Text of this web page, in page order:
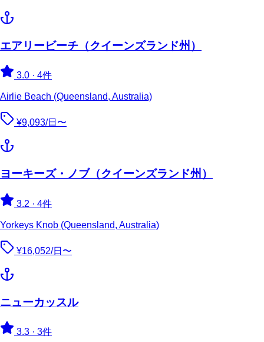
エアリービーチ（クイーンズランド州）
3.0 · 4件
Airlie Beach (Queensland, Australia)
¥9,093/日〜
ヨーキーズ・ノブ（クイーンズランド州）
3.2 · 4件
Yorkeys Knob (Queensland, Australia)
¥16,052/日〜
ニューカッスル
3.3 · 3件